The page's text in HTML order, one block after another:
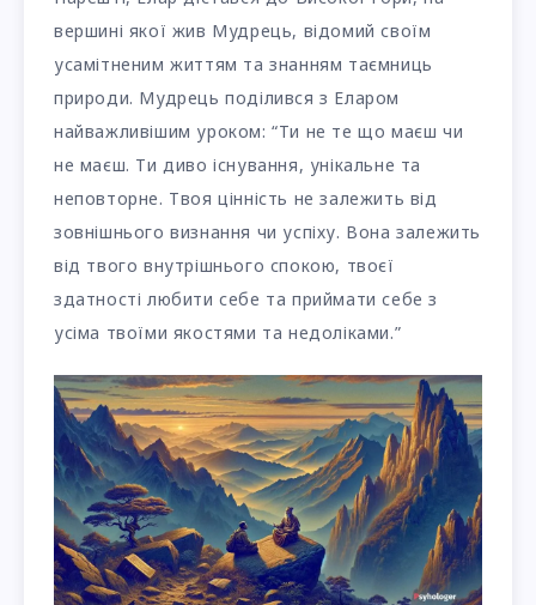
вершині якої жив Мудрець, відомий своїм
усамітненим життям та знанням таємниць
природи. Мудрець поділився з Еларом
найважливішим уроком: “Ти не те що маєш чи
не маєш. Ти диво існування, унікальне та
неповторне. Твоя цінність не залежить від
зовнішнього визнання чи успіху. Вона залежить
від твого внутрішнього спокою, твоєї
здатності любити себе та приймати себе з
усіма твоїми якостями та недоліками.”